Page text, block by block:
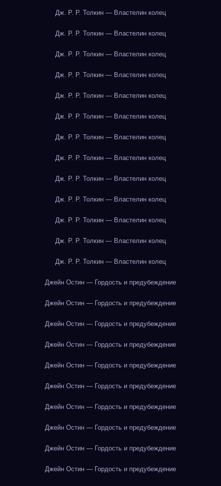
Дж. Р. Р. Толкин — Властелин колец
Дж. Р. Р. Толкин — Властелин колец
Дж. Р. Р. Толкин — Властелин колец
Дж. Р. Р. Толкин — Властелин колец
Дж. Р. Р. Толкин — Властелин колец
Дж. Р. Р. Толкин — Властелин колец
Дж. Р. Р. Толкин — Властелин колец
Дж. Р. Р. Толкин — Властелин колец
Дж. Р. Р. Толкин — Властелин колец
Дж. Р. Р. Толкин — Властелин колец
Дж. Р. Р. Толкин — Властелин колец
Дж. Р. Р. Толкин — Властелин колец
Дж. Р. Р. Толкин — Властелин колец
Джейн Остин — Гордость и предубеждение
Джейн Остин — Гордость и предубеждение
Джейн Остин — Гордость и предубеждение
Джейн Остин — Гордость и предубеждение
Джейн Остин — Гордость и предубеждение
Джейн Остин — Гордость и предубеждение
Джейн Остин — Гордость и предубеждение
Джейн Остин — Гордость и предубеждение
Джейн Остин — Гордость и предубеждение
Джейн Остин — Гордость и предубеждение